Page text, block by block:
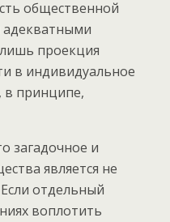
общественной
адекватными
проекция
в индивидуальное
в принципе,
загадочное и
является не
отдельный
воплотить